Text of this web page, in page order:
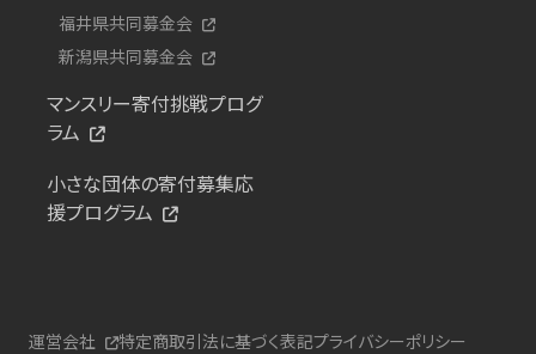
福井県共同募金会
新潟県共同募金会
マンスリー寄付挑戦プログ
ラム
小さな団体の寄付募集応
援プログラム
運営会社 特定商取引法に基づく表記プライバシーポリシー